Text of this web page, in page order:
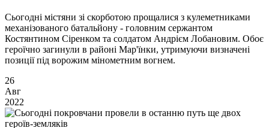
Сьогодні містяни зі скорботою прощалися з кулеметниками
механізованого батальйону - головним сержантом
Костянтином Сіренком та солдатом Андрієм Лобановим. Обоє
героїчно загинули в районі Мар'їнки, утримуючи визначені
позиції під ворожим мінометним вогнем.
26
Авг
2022